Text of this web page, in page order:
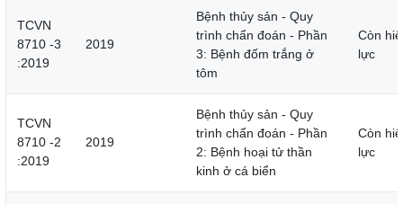
TCVN
8710 -3
:2019
2019
Bệnh thủy sản - Quy
trình chẩn đoán - Phần
3: Bệnh đốm trắng ở
tôm
Còn
lực
TCVN
8710 -2
:2019
2019
Bệnh thủy sản - Quy
trình chẩn đoán - Phần
2: Bệnh hoại tử thần
kinh ở cá biển
Còn
lực